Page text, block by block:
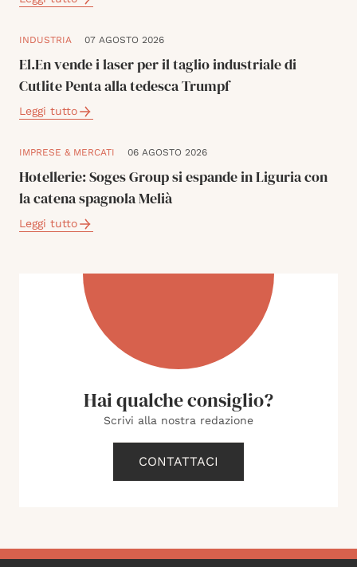
INDUSTRIA 07 AGOSTO 2026
El.En vende i laser per il taglio industriale di
Cutlite Penta alla tedesca Trumpf
Leggi tutto
IMPRESE & MERCATI 06 AGOSTO 2026
Hotellerie: Soges Group si espande in Liguria con
la catena spagnola Melià
Leggi tutto
Hai qualche consiglio?
Scrivi alla nostra redazione
CONTATTACI